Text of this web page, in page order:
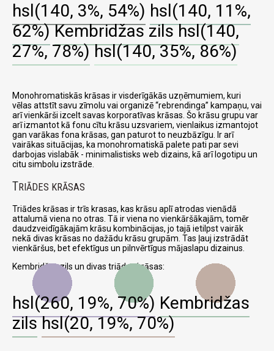
hsl(140, 3%, 54%) hsl(140, 11%,
62%) Kembridžas zils hsl(140,
27%, 78%) hsl(140, 35%, 86%)
Monohromatiskās krāsas ir visderīgākās uzņēmumiem, kuri
vēlas attstīt savu zīmolu vai organizē rebrendinga
kampaņu, vai
arī vienkārši izcelt savas korporatīvas krāsas. Šo krāsu grupu var
arī izmantot kā fonu cītu krāsu uzsvariem, vienlaikus izmantojot
gan varākas fona krāsas, gan paturot to neuzbāzīgu. Ir arī
vairākas situācijas, ka monohromatiskā palete pati par sevi
darbojas vislabāk - minimalistisks web dizains, kā arī logotipu un
citu simbolu izstrāde.
TRIĀDES KRĀSAS
Triādes krāsas ir trīs krasas, kas krāsu aplī atrodas vienādā
attalumā viena no otras. Tā ir viena no vienkāršākajām, tomēr
daudzveidīgākajām krāsu kombinācijas, jo tajā ietilpst vairāk
nekā divas krāsas no dažādu krāsu grupām. Tas ļauj izstrādāt
vienkāršus, bet efektīgus un pilnvērtīgus mājaslapu dizainus.
Kembridžas zils un divas triādes krāsas:
hsl(260, 19%, 70%) Kembridžas
zils hsl(20, 19%, 70%)